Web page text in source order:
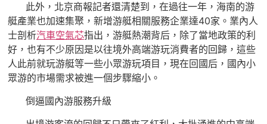
此外，北京商報記者還清楚到，在過往一年，海南的游
艇產業也加速集聚，新增游艇相關服務企業達40家。業內人
士剖析汽車空氣芯指出，游艇熱潮背后，除了當地政策的利
好，也有不少原因是以往境外高端游玩消費者的回歸，這些
人此前就玩游艇等一些小眾游玩項目，現在回國后，國內小
眾游的市場需求被進一個步驟縮小。
倒逼國內游服務升級